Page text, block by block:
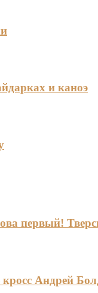
и каноэ
первый!
Андрей